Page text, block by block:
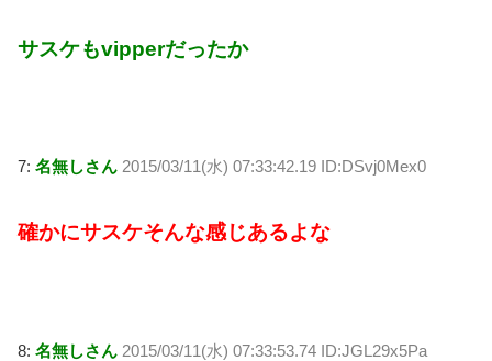
サスケもvipperだったか
7: 名無しさん 2015/03/11(水) 07:33:42.19 ID:DSvj0Mex0
確かにサスケそんな感じあるよな
8: 名無しさん 2015/03/11(水) 07:33:53.74 ID:JGL29x5Pa